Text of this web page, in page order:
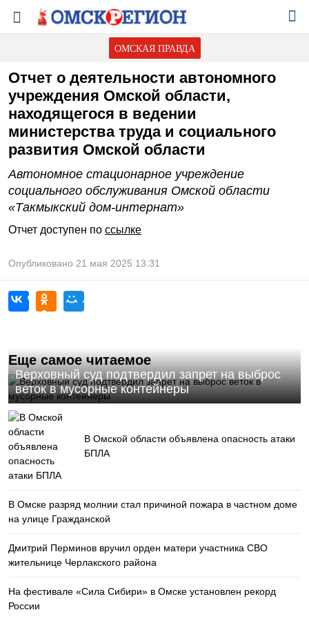
ОМСКАЯ ПРАВДА
Отчет о деятельности автономного
учреждения Омской области,
находящегося в ведении
министерства труда и социального
развития Омской области
Автономное стационарное учреждение
социального обслуживания Омской области
«Такмыкский дом-интернат»
Отчет доступен по ссылке
Опубликовано 21 мая 2025 13:31
Еще самое читаемое
Верховный суд подтвердил запрет на выброс
веток в мусорные контейнеры
В Омской области объявлена опасность атаки
БПЛА
В Омске разряд молнии стал причиной пожара в частном доме
на улице Гражданской
Дмитрий Перминов вручил орден матери участника СВО
жительнице Черлакского района
На фестивале «Сила Сибири» в Омске установлен рекорд
России